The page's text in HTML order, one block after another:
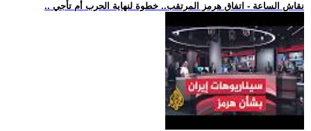
.. نقاش الساعة - اتفاق هرمز المرتقب.. خطوة لنهاية الحرب أم تأجي